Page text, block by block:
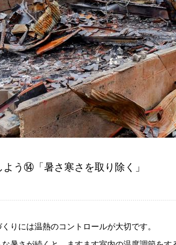
う⑭「暑さ寒さを取り除く」
りには温熱のコントロールが大切です。